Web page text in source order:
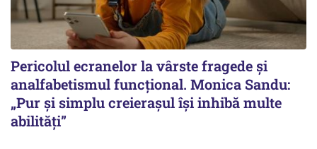
Pericolul ecranelor la vârste fragede și
analfabetismul funcțional. Monica Sandu:
„Pur și simplu creierașul își inhibă multe
abilități”